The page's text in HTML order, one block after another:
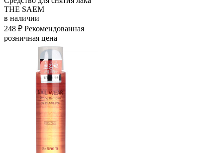
THE SAEM
в наличии
248 ₽ Рекомендованная
розничная цена